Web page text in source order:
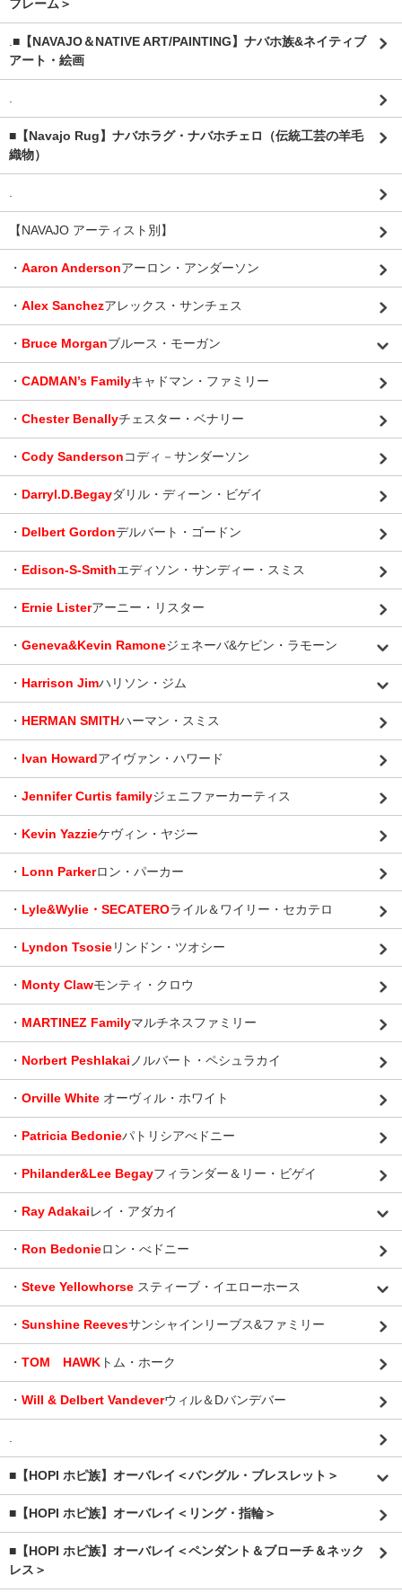
フレーム＞
■【NAVAJO＆NATIVE ART/PAINTING】ナバホ族&ネイティブ
アート・絵画
■【Navajo Rug】ナバホラグ・ナバホチェロ（伝統工芸の羊毛
織物）
【NAVAJO アーティスト別】
・ Aaron Andersonアーロン・アンダーソン
・ Alex Sanchezアレックス・サンチェス
・ Bruce Morganブルース・モーガン
・ CADMAN’s Familyキャドマン・ファミリー
・ Chester Benallyチェスター・ベナリー
・ Cody Sandersonコディ－サンダーソン
・ Darryl.D.Begayダリル・ディーン・ビゲイ
・ Delbert Gordonデルバート・ゴードン
・ Edison-S-Smithエディソン・サンディー・スミス
・ Ernie Listerアーニー・リスター
・ Geneva&Kevin Ramoneジェネーバ&ケビン・ラモーン
・ Harrison Jimハリソン・ジム
・ HERMAN SMITHハーマン・スミス
・ Ivan Howardアイヴァン・ハワード
・ Jennifer Curtis familyジェニファーカーティス
・ Kevin Yazzieケヴィン・ヤジー
・ Lonn Parkerロン・パーカー
・ Lyle&Wylie・SECATEROライル＆ワイリー・セカテロ
・ Lyndon Tsosieリンドン・ツオシー
・ Monty Clawモンティ・クロウ
・ MARTINEZ Familyマルチネスファミリー
・ Norbert Peshlakai ノルバート・ペシュラカイ
・ Orville White オーヴィル・ホワイト
・ Patricia Bedonieパトリシアべドニー
・ Philander&Lee Begayフィランダー＆リー・ビゲイ
・ Ray Adakaiレイ・アダカイ
・ Ron Bedonieロン・べドニー
・ Steve Yellowhorse スティーブ・イエローホース
・ Sunshine Reevesサンシャインリーブス&ファミリー
・ TOM HAWK トム・ホーク
・ Will & Delbert Vandeverウィル＆Dバンデバー
■【HOPI ホピ族】オーバレイ＜バングル・ブレスレット＞
■【HOPI ホピ族】オーバレイ＜リング・指輪＞
■【HOPI ホピ族】オーバレイ＜ペンダント＆ブローチ＆ネック
レス＞